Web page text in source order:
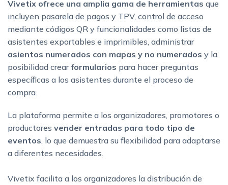
Vivetix ofrece una amplia gama de herramientas que
incluyen pasarela de pagos y TPV, control de acceso
mediante códigos QR y funcionalidades como listas de
asistentes exportables e imprimibles, administrar
asientos numerados con mapas y no numerados y la
posibilidad crearformularios para hacer preguntas
específicas a los asistentes durante el proceso de
compra.
La plataforma permite a los organizadores, promotores o
productores vender entradas para todo tipo de
eventos , lo que demuestra su flexibilidad para adaptarse
a diferentes necesidades.
Vivetix facilita a los organizadores la distribución de